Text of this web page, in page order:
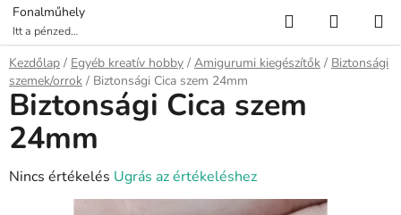
Ugrás
fő
tartalomhoz
Fonalműhely
Itt a pénzed
több fonalat ér!
KeresésKOSÁR
Kezdőlap / Egyéb kreatív hobby / Amigurumi kiegészítők / Biztonsági
szemek/orrok / Biztonsági Cica szem 24mm
Biztonsági Cica szem
24mm
A
Nincs értékelés Ugrás az értékeléshez